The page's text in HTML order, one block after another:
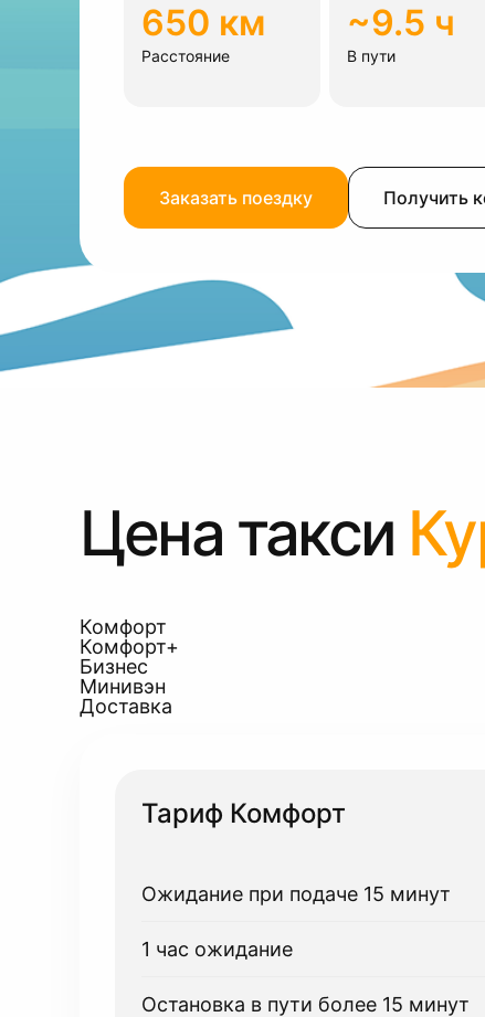
650 км
Расстояние
~9.5 ч
В пути
Заказать поездку Получить
Цена такси
Комфорт
Комфорт+
Бизнес
Минивэн
Доставка
Тариф Комфорт
Ожидание при подаче 15 минут
1 час ожидание
Остановка в пути более 15 минут